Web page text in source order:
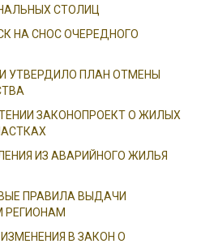
СТОЛИЦ
НА СНОС ОЧЕРЕДНОГО
УТВЕРДИЛО ПЛАН ОТМЕНЫ
ЗАКОНОПРОЕКТ О ЖИЛЫХ
ИЗ АВАРИЙНОГО ЖИЛЬЯ
ПРАВИЛА ВЫДАЧИ
РЕГИОНАМ
В ЗАКОН О